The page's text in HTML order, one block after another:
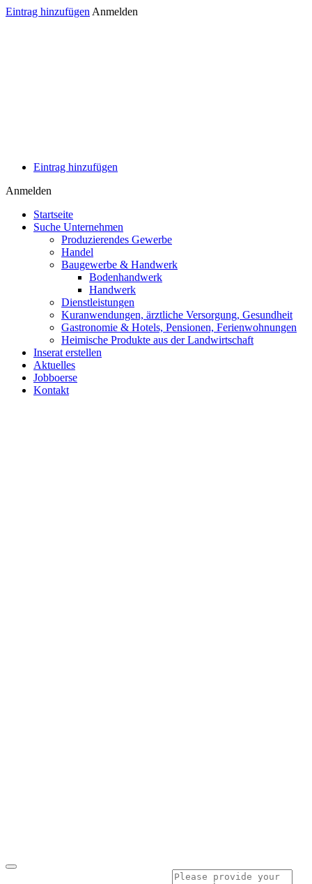
Eintrag hinzufügen Anmelden
Eintrag hinzufügen
Anmelden
Startseite
Suche Unternehmen
Produzierendes Gewerbe
Handel
Baugewerbe & Handwerk
Bodenhandwerk
Handwerk
Dienstleistungen
Kuranwendungen, ärztliche Versorgung, Gesundheit
Gastronomie & Hotels, Pensionen, Ferienwohnungen
Heimische Produkte aus der Landwirtschaft
Inserat erstellen
Aktuelles
Jobboerse
Kontakt